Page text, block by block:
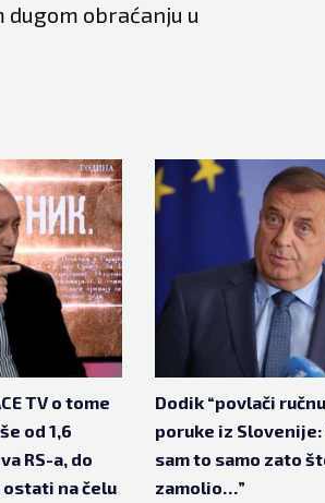
dugom obraćanju u
TV o tome
od 1,6
RS-a, do
ostati na čelu
Dodik “povlači
poruke iz Slovenije:
sam to samo zato
zamolio…”